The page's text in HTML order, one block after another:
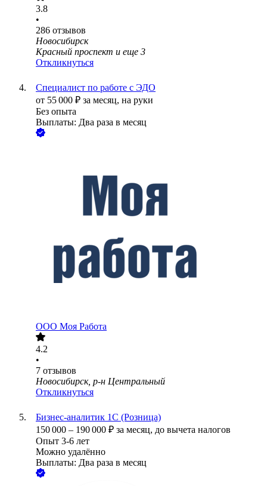
3.8
•
286 отзывов
Новосибирск
Красный проспект и еще 3
Откликнуться
Специалист по работе с ЭДО
от 55 000 ₽ за месяц, на руки
Без опыта
Выплаты: Два раза в месяц
ООО Моя Работа
4.2
•
7 отзывов
Новосибирск, р-н Центральный
Откликнуться
Бизнес-аналитик 1С (Розница)
150 000 – 190 000 ₽ за месяц, до вычета налогов
Опыт 3-6 лет
Можно удалённо
Выплаты: Два раза в месяц